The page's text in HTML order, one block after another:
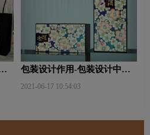
包装设计作用-包装设计中文
2021-06-17 10:54:03